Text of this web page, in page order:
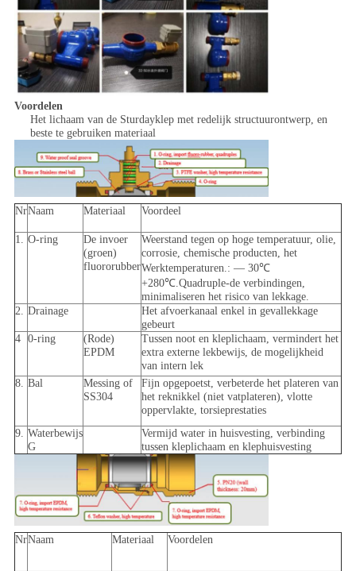
Voordelen
Het lichaam van de Sturdayklep met redelijk structuurontwerp, en
beste te gebruiken materiaal
NrNaam Materiaal Voordeel
1. O-ring
De invoer
(groen)
fluororubber
Weerstand tegen op hoge temperatuur, olie,
corrosie, chemische producten, het
Werktemperaturen.: — 30℃
+280℃.Quadruple-de verbindingen,
minimaliseren het risico van lekkage.
2.
Drainage
Het afvoerkanaal enkel in gevallekkage
gebeurt
4
0-ring
(Rode)
EPDM
Tussen noot en kleplichaam, vermindert het
extra externe lekbewijs, de mogelijkheid
van intern lek
8. Bal
Messing of
SS304
Fijn opgepoetst, verbeterde het plateren van
het reknikkel (niet vatplateren), vlotte
oppervlakte, torsieprestaties
9. Waterbewijs
G
Vermijd water in huisvesting, verbinding
tussen kleplichaam en klephuisvesting
NrNaam Materiaal Voordelen